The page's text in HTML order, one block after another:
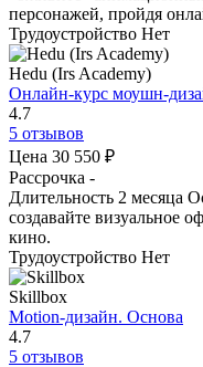
персонажей, пройдя
Трудоустройство Нет
Hedu (Irs Academy)
Онлайн-курс моушн-
4.7
5 отзывов
Цена 30 550 ₽
Рассрочка -
Длительность 2 месяца
создавайте визуальное
кино.
Трудоустройство Нет
Skillbox
Motion-дизайн. Основа
4.7
5 отзывов